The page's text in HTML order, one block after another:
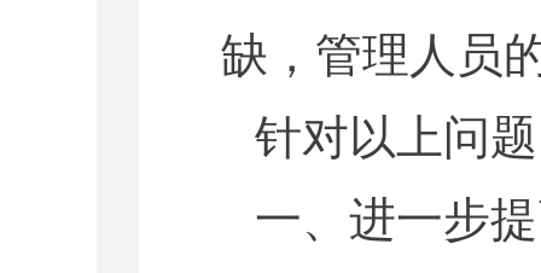
缺，管理人员
针对以上问
一、进一步